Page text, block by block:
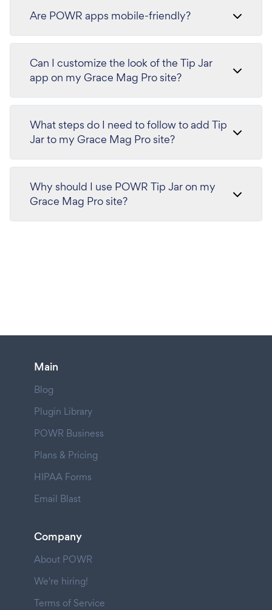
Are POWR apps mobile-friendly?
Can I customize the look of the Tip Jar
app on my Grace Mag Pro site?
What steps do I need to follow to add Tip
Jar to my Grace Mag Pro site?
Why should I use POWR Tip Jar on my
Grace Mag Pro site?
Main
Blog
Plugin Library
POWR Business
Plans & Pricing
HIPAA Forms
Email Blast
Company
About POWR
We're hiring!
Terms of Service